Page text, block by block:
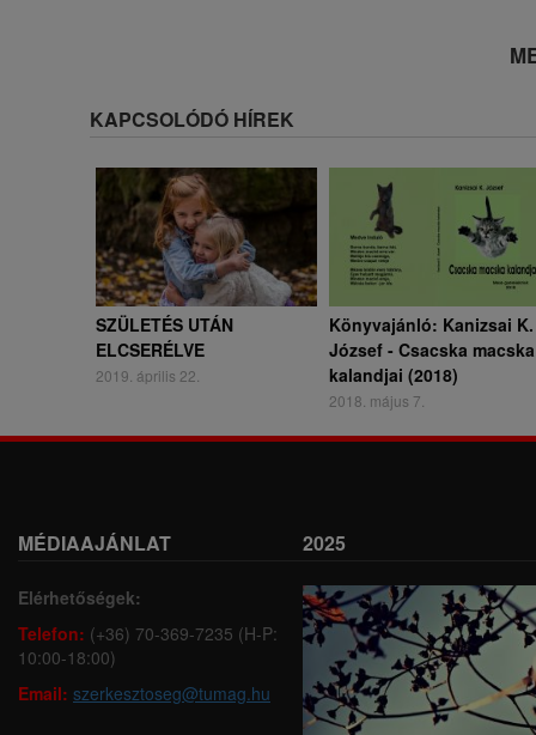
KAPCSOLÓDÓ HÍREK
SZÜLETÉS UTÁN
ELCSERÉLVE
2019. április 22.
Könyvajánló: Kanizsai K.
József - Csacska macska
kalandjai (2018)
2018. május 7.
MÉDIAAJÁNLAT
Elérhetőségek:
Telefon: (+36) 70-369-7235 (H-P:
10:00-18:00)
Email: szerkesztoseg@tumag.hu
2025